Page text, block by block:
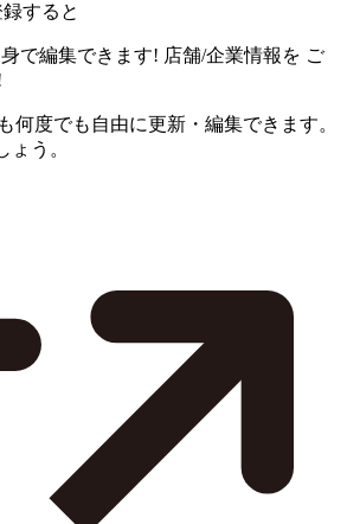
すると
で編集できます! 店舗/企業情報を ご
何度でも自由に更新・編集できます。
ょう。